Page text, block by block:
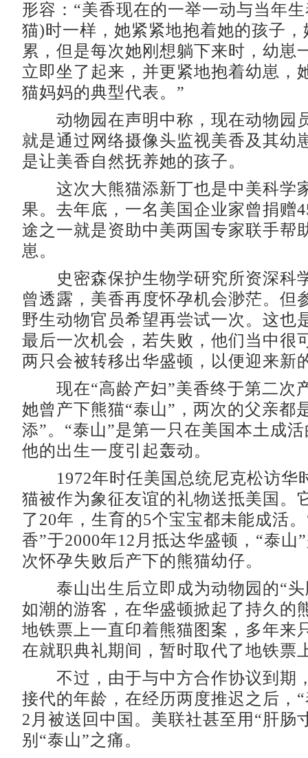
形容：“美香现在的一举一动与当年
猫)时一样，她紧紧地抱着她的孩子
累，但是每次她刚想躺下来时，幼崽
立即坐了起来，并更紧地抱着幼崽，
猫妈妈的典型代表。”
动物园在声明中称，现在动物园
就是通过网络摄像头监视美香及其幼
是让美香自然抚养她的孩子。
这次大熊猫添新丁也是中美科学
果。去年底，一名美国企业家曾捐赠
途之一就是资助中美两国专家联手帮
崽。
史密森保护生物学研究所资深科
曾透露，美香再度怀孕机会渺茫。但
野生动物官员希望再尝试一次。这也
最后一次机会，若失败，他们当中很
两只会被转移出华盛顿，以便迎来新
现在“高龄产妇”美香终于第二次
她曾产下熊猫“泰山”，两次的父亲都
添”。“泰山”是第一只在美国本土成
他的出生一度引起轰动。
1972年时任美国总统尼克松访华
猫被作为象征友谊的礼物送抵美国。
了20年，生育的5个宝宝都未能成活
香”于2000年12月抵达华盛顿，“泰山
次怀孕失败后产下的熊猫幼仔。
泰山出生后立即成为动物园的“头
如潮的游客，在华盛顿掀起了持久的
地铁票上一直印着熊猫图案，多年来
在就职典礼期间，暂时取代了地铁票
不过，由于与中方合作协议到期
接代的年龄，在经历两度推迟之后，
2月被送回中国。美联社甚至用“肝肠
别“泰山”之痛。